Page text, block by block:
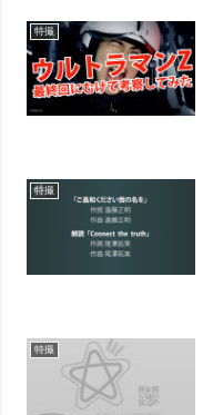
特撮
特撮
特撮